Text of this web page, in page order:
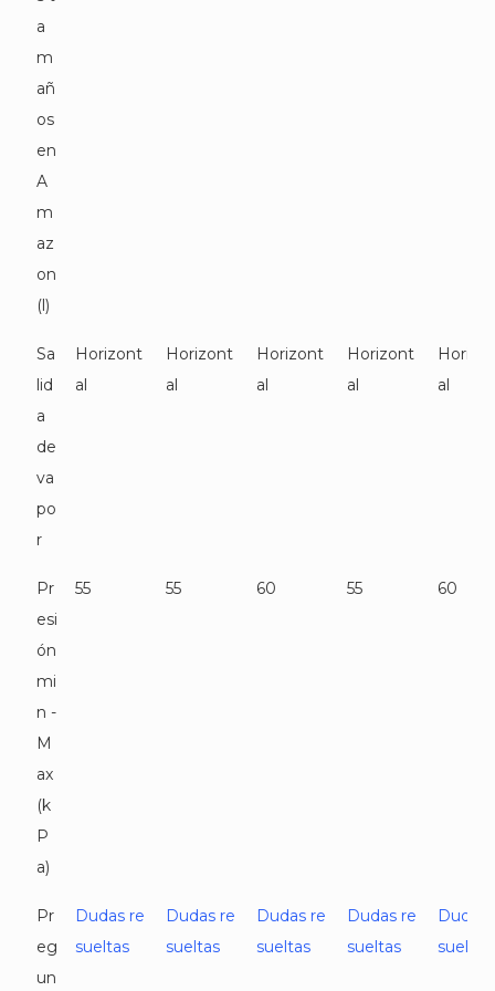
a
m
añ
os
en
A
m
az
on
(l)
Sa
lid
a
de
va
po
r
Horizont
al
Horizont
al
Horizont
al
Horizont
al
al
Pr
esi
ón
mi
n -
M
ax
(k
P
a)
55 55 60 55 60
Pr
eg
un
Dudas re
sueltas
Dudas re
sueltas
Dudas re
sueltas
Dudas re
sueltas
Dudas
sueltas